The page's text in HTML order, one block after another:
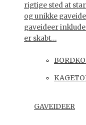
rigtige sted at
og unikke
gaveideer
er skabt…
GAVEIDEER